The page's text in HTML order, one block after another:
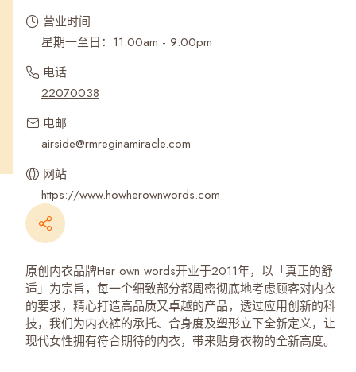
营业时间
星期一至日：11:00am - 9:00pm
电话
22070038
电邮
airside@rmreginamiracle.com
网站
https://www.howherownwords.com
原创内衣品牌Her own words开业于2011年，以「真正的舒
适」为宗旨，每一个细致部分都周密彻底地考虑顾客对内衣
的要求，精心打造高品质又卓越的产品，透过应用创新的科
技，我们为内衣裤的承托、合身度及塑形立下全新定义，让
现代女性拥有符合期待的内衣，带来贴身衣物的全新高度。